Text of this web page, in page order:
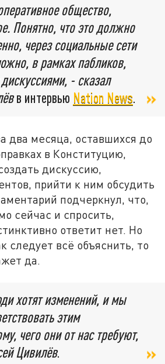
общество,
Понятно, что это должно
через социальные сети
в рамках пабликов,
- сказал
в интервью Nation News.
два месяца, оставшихся до
в Конституцию,
дискуссию,
прийти к ним обсудить
подчеркнул, что,
сейчас и спросить,
ответит нет. Но
следует всё объяснить, то
да.
хотят изменений, и мы
этим
чего они от нас требуют,
Цивилёв.